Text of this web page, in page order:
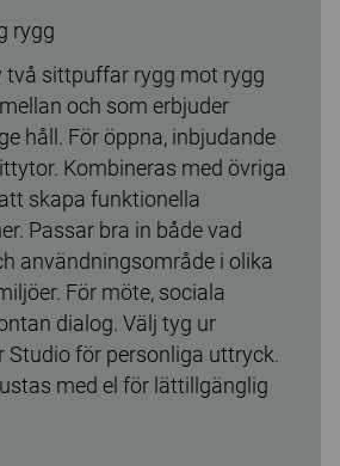
rygg
två sittpuffar rygg mot rygg
och som erbjuder
håll. För öppna, inbjudande
Kombineras med övriga
skapa funktionella
Passar bra in både vad
användningsområde i olika
För möte, sociala
dialog. Välj tyg ur
Studio för personliga uttryck.
med el för lättillgänglig